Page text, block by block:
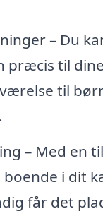
– Du
præcis til
til
– Med en
boende i dit
får det